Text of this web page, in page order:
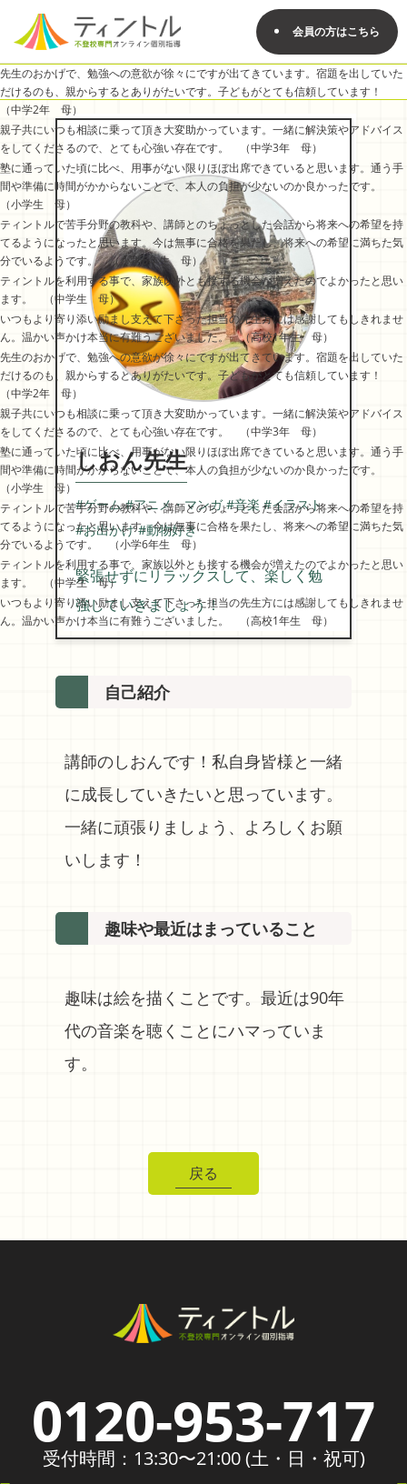
会員の方はこちら
先生のおかげで、勉強への意欲が徐々にですが出てきています。宿題を出していた
だけるのも、親からするとありがたいです。子どもがとても信頼しています！
（中学2年 母）
親子共にいつも相談に乗って頂き大変助かっています。一緒に解決策やアドバイス
をしてくださるので、とても心強い存在です。 （中学3年 母）
塾に通っていた頃に比べ、用事がない限りほぼ出席できていると思います。通う手
間や準備に時間がかからないことで、本人の負担が少ないのか良かったです。
（小学生 母）
ティントルで苦手分野の教科や、講師とのちょっとした会話から将来への希望を持
てるようになったと思います。今は無事に合格を果たし、将来への希望に満ちた気
分でいるようです。 （小学6年生 母）
ティントルを利用する事で、家族以外とも接する機会が増えたのでよかったと思い
ます。 （中学生 母）
いつもより寄り添い励まし支えて下さった担当の先生方には感謝してもしきれませ
ん。温かい声かけ本当に有難うございました。 （高校1年生 母）
先生のおかげで、勉強への意欲が徐々にですが出てきています。宿題を出していた
だけるのも、親からするとありがたいです。子どもがとても信頼しています！
（中学2年 母）
親子共にいつも相談に乗って頂き大変助かっています。一緒に解決策やアドバイス
をしてくださるので、とても心強い存在です。 （中学3年 母）
塾に通っていた頃に比べ、用事がない限りほぼ出席できていると思います。通う手
間や準備に時間がかからないことで、本人の負担が少ないのか良かったです。
（小学生 母）
ティントルで苦手分野の教科や、講師とのちょっとした会話から将来への希望を持
てるようになったと思います。今は無事に合格を果たし、将来への希望に満ちた気
分でいるようです。 （小学6年生 母）
ティントルを利用する事で、家族以外とも接する機会が増えたのでよかったと思い
ます。 （中学生 母）
いつもより寄り添い励まし支えて下さった担当の先生方には感謝してもしきれませ
ん。温かい声かけ本当に有難うございました。 （高校1年生 母）
しおん先生
#ゲーム #アニメ・マンガ #音楽 #イラスト
#お出かけ #動物好き
緊張せずにリラックスして、楽しく勉
強していきましょう！
自己紹介
講師のしおんです！私自身皆様と一緒
に成長していきたいと思っています。
一緒に頑張りましょう、よろしくお願
いします！
趣味や最近はまっていること
趣味は絵を描くことです。最近は90年
代の音楽を聴くことにハマっていま
す。
戻る
0120-953-717
受付時間：13:30〜21:00 (土・日・祝可)